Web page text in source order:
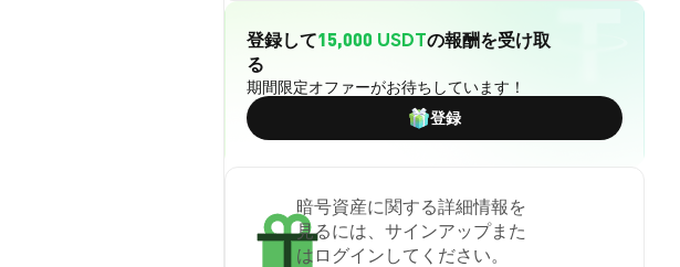
登録して15,000 USDTの報酬を受け取
る
期間限定オファーがお待ちしています！
登録
暗号資産に関する詳細情報を
見るには、サインアップまた
はログインしてください。